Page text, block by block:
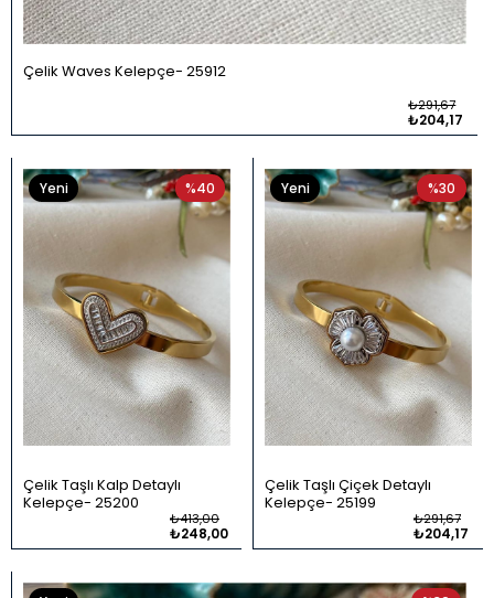
Çelik Waves Kelepçe 25912
₺204,17
₺291,67
Çelik Taşlı Kalp Detaylı
Kelepçe 25200
₺248,00
₺413,00
%40
Yeni
Ürün
Çelik Taşlı Çiçek Detaylı
Kelepçe 25199
₺204,17
₺291,67
%30
Yeni
Ürün